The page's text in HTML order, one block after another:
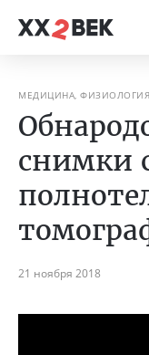
МЕДИЦИНА,
снимки
21 ноября 2018